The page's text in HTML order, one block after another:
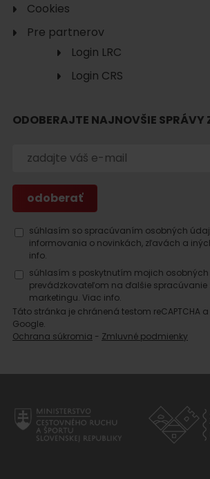
Cookies
Pre partnerov
Login LRC
Login CRS
ODOBERAJTE NAJNOVŠIE SPRÁVY
súhlasím so spracúvaním osobných
informovania o novinkách, zľavách a
info.
súhlasím s poskytnutím mojich
prevádzkovateľom na ďalšie spracúvanie
marketingu. Viac info.
Táto stránka je chránená testom reCAPTCHA
Google.
Ochrana súkromia - Zmluvné podmienky